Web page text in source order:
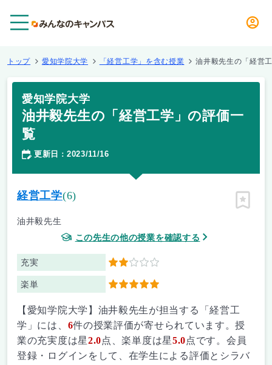
トップ 愛知学院大学 「経営工学」を含む授業 油井毅先生の「経営
愛知学院大学
油井毅先生の「経営工学」の評価一
覧
更新日 ： 2023/11/16
経営工学(6)
油井毅先生
この先生の他の授業を確認する
充実 2
楽単 5
ピン留
【愛知学院大学】油井毅先生が担当する「経営工
学」には、 6件の授業評価が寄せられています。授
業の充実度は星2.0点、楽単度は星5.0点です。会員
登録・ログインをして、在学生による評価とシラバ